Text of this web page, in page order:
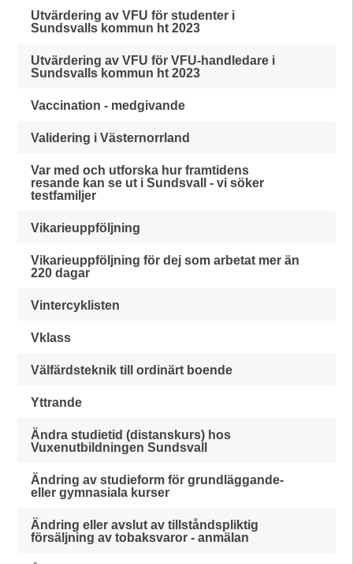
Utvärdering av VFU för studenter i
Sundsvalls kommun ht 2023
Utvärdering av VFU för VFU-handledare i
Sundsvalls kommun ht 2023
Vaccination - medgivande
Validering i Västernorrland
Var med och utforska hur framtidens
resande kan se ut i Sundsvall - vi söker
testfamiljer
Vikarieuppföljning
Vikarieuppföljning för dej som arbetat mer än
220 dagar
Vintercyklisten
Vklass
Välfärdsteknik till ordinärt boende
Yttrande
Ändra studietid (distanskurs) hos
Vuxenutbildningen Sundsvall
Ändring av studieform för grundläggande-
eller gymnasiala kurser
Ändring eller avslut av tillståndspliktig
försäljning av tobaksvaror - anmälan